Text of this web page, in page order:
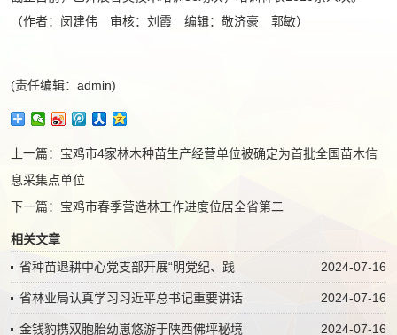
（作者：闵建伟 审核：刘霞 编辑：敬济豪 郭敏）
(责任编辑：admin)
上一篇： 宝鸡市4家林木种苗生产经营单位被确定为首批全国苗木信
息采集点单位
下一篇： 宝鸡市春季营造林工作进度位居全省第二
相关文章
2024-07-16
省种苗退耕中心党支部开展“明党纪、践
2024-07-16
省林业局认真学习习近平总书记重要讲话
2024-07-16
金钱豹携双胞胎幼崽悠游于陕西佛坪秘境